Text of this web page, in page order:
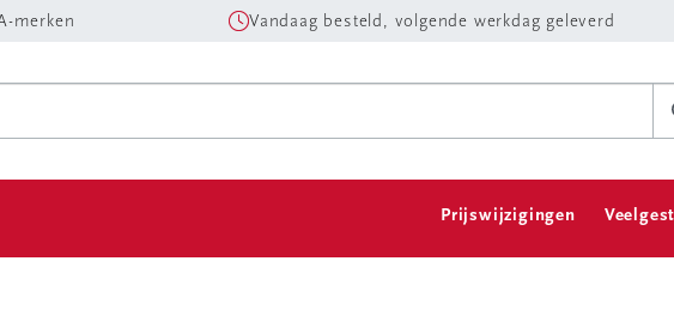
merken Vandaag besteld, volgende werkdag geleverd
Prijswijzigingen